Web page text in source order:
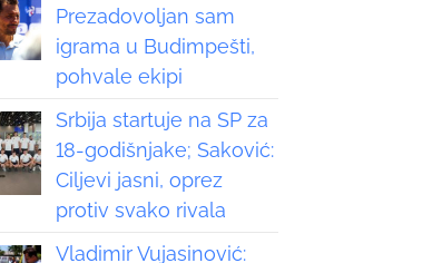
Prezadovoljan sam
igrama u Budimpešti,
pohvale ekipi
Srbija startuje na SP za
18-godišnjake; Saković:
Ciljevi jasni, oprez
protiv svako rivala
Vladimir Vujasinović: